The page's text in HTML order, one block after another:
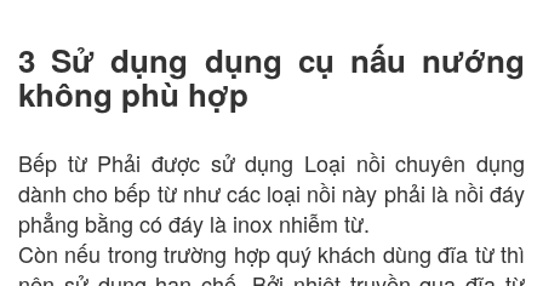
3 Sử dụng dụng cụ nấu nướng
không phù hợp
Bếp từ Phải được sử dụng Loại nồi chuyên dụng
dành cho bếp từ như các loại nồi này phải là nồi đáy
phẳng bằng có đáy là inox nhiễm từ.
Còn nếu trong trường hợp quý khách dùng đĩa từ thì